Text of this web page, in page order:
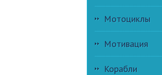
Мотоциклы
Мотивация
Корабли